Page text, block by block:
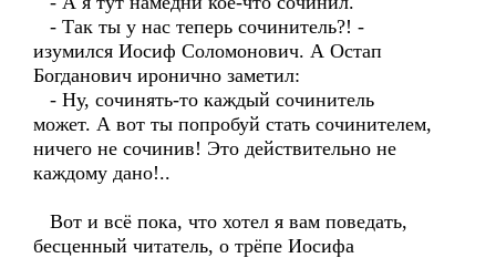
- Так ты у нас теперь сочинитель?! -
изумился Иосиф Соломонович. А Остап
Богданович иронично заметил:
- Ну, сочинять-то каждый сочинитель
может. А вот ты попробуй стать сочинителем,
ничего не сочинив! Это действительно не
каждому дано!..
Вот и всё пока, что хотел я вам поведать,
бесценный читатель, о трёпе Иосифа